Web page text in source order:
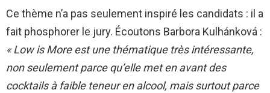
Ce thème n’a pas seulement inspiré les candidats : il a
fait phosphorer le jury. Écoutons Barbora Kulhánková :
« Low is More est une thématique très intéressante,
non seulement parce qu’elle met en avant des
cocktails à faible teneur en alcool, mais surtout parce